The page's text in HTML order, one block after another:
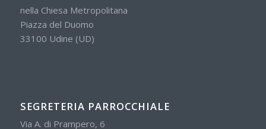
nella Chiesa Metropolitana
Piazza del Duomo
33100 Udine (UD)
SEGRETERIA PARROCCHIALE
Via A. di Prampero, 6